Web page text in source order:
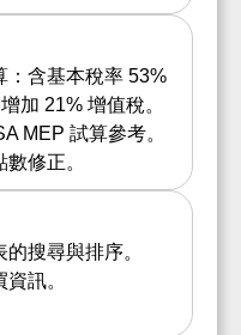
：含基本稅率 53%
加 21% 增值稅。
MEP 試算參考。
修正。
搜尋與排序。
訊。